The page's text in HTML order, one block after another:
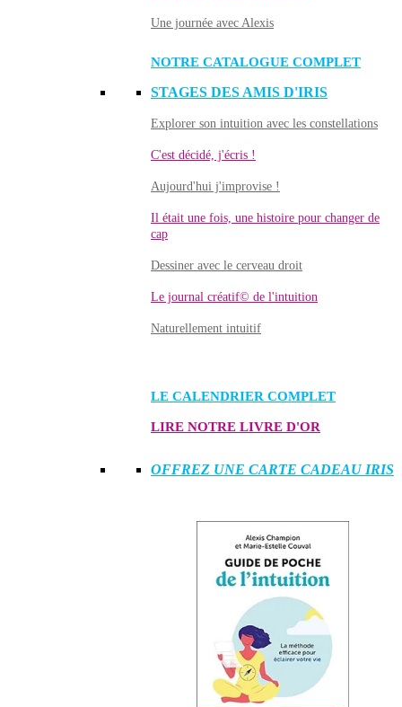
Une journée avec Alexis
NOTRE CATALOGUE COMPLET
STAGES DES AMIS D'IRIS
Explorer son intuition avec les constellations
C'est décidé, j'écris !
Aujourd'hui j'improvise !
Il était une fois, une histoire pour changer de
cap
Dessiner avec le cerveau droit
Le journal créatif© de l'intuition
Naturellement intuitif
LE CALENDRIER COMPLET
LIRE NOTRE LIVRE D'OR
OFFREZ UNE CARTE CADEAU IRIS